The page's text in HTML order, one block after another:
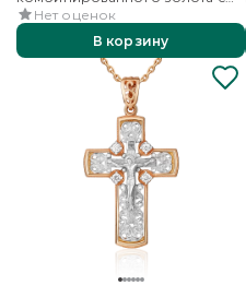
фианитами
Нет оценок
В корзину